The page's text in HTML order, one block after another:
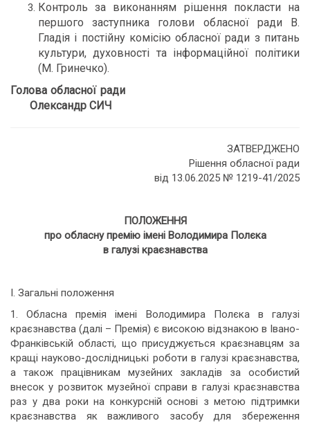
Контроль за виконанням рішення покласти на
першого заступника голови обласної ради В.
Гладія і постійну комісію обласної ради з питань
культури, духовності та інформаційної політики
(М. Гринечко).
Голова обласної ради
Олександр СИЧ
ЗАТВЕРДЖЕНО
Рішення обласної ради
від 13.06.2025 № 1219-41/2025
ПОЛОЖЕННЯ
про обласну премію імені Володимира Полєка
в галузі краєзнавства
І. Загальні положення
1. Обласна премія імені Володимира Полєка в галузі
краєзнавства (далі – Премія) є високою відзнакою в Івано-
Франківській області, що присуджується краєзнавцям за
кращі науково-дослідницькі роботи в галузі краєзнавства,
а також працівникам музейних закладів за особистий
внесок у розвиток музейної справи в галузі краєзнавства
раз у два роки на конкурсній основі з метою підтримки
краєзнавства як важливого засобу для збереження